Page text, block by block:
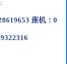
座机：0